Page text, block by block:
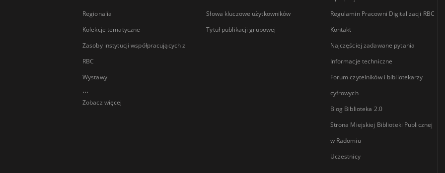
Regionalia
Kolekcje tematyczne
Zasoby instytucji współpracujących z
RBC
Wystawy
...
Zobacz więcej
Słowa kluczowe użytkowników
Tytuł publikacji grupowej
Regulamin Pracowni Digitalizacji RBC
Kontakt
Najczęściej zadawane pytania
Informacje techniczne
Forum czytelników i bibliotekarzy
cyfrowych
Blog Biblioteka 2.0
Strona Miejskiej Biblioteki Publicznej
w Radomiu
Uczestnicy